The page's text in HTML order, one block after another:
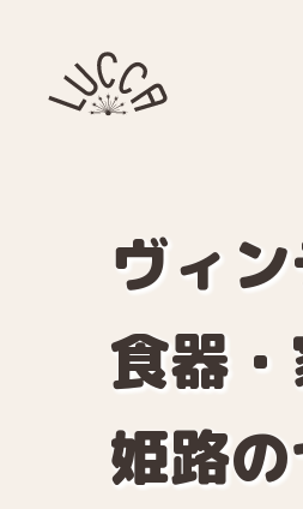
ヴィ
食器
姫路